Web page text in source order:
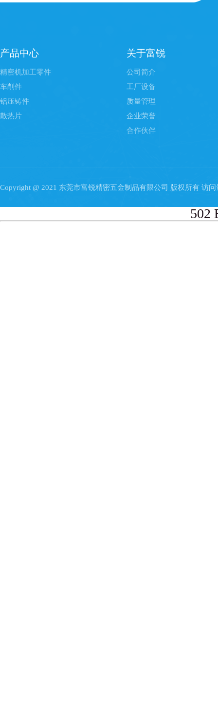
产品中心
精密机加工零件
车削件
铝压铸件
散热片
关于富锐
公司简介
工厂设备
质量管理
企业荣誉
合作伙伴
Copyright @ 2021 东莞市富锐精密五金制品有限公司 版权所有 访问
502